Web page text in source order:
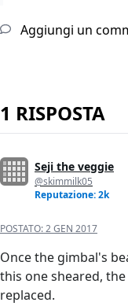
Aggiungi un
1 RISPOSTA
Seji the veggie
@skimmilk05
Reputazione: 2k
POSTATO:2 GEN 2017
Once the gimbal's
this one sheared,
replaced.